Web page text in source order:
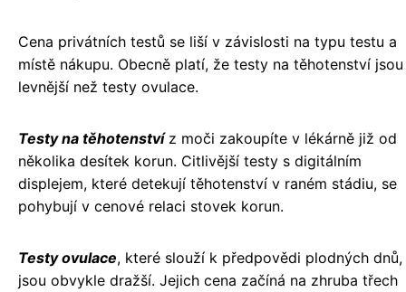
Cena privátních testů se liší v závislosti na typu testu a
místě nákupu. Obecně platí, že testy na těhotenství jsou
levnější než testy ovulace.
Testy na těhotenstvíz moči zakoupíte v lékárně již od
několika desítek korun. Citlivější testy s digitálním
displejem, které detekují těhotenství v raném stádiu, se
pohybují v cenové relaci stovek korun.
Testy ovulace, které slouží k předpovědi plodných dnů,
jsou obvykle dražší. Jejich cena začíná na zhruba třech